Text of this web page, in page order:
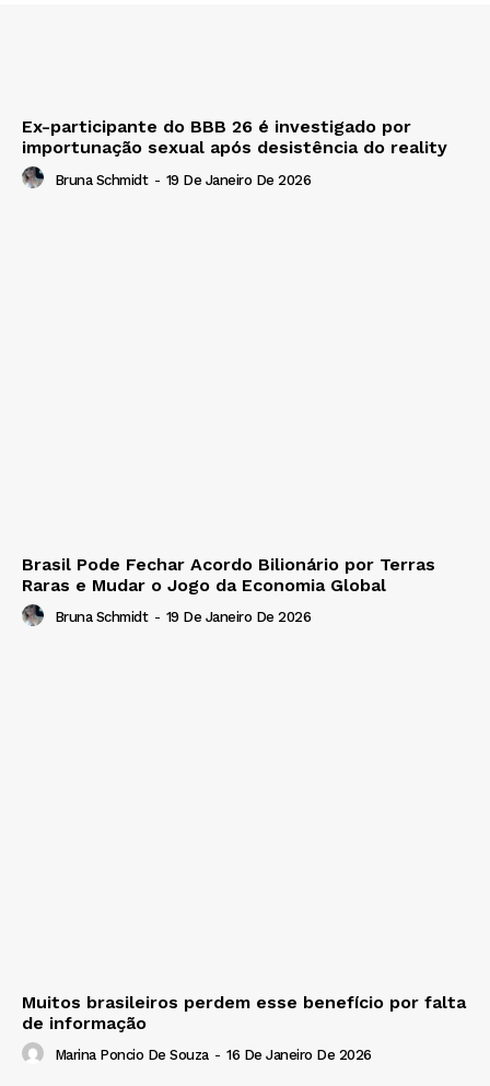
Ex-participante do BBB 26 é investigado por
importunação sexual após desistência do reality
Bruna Schmidt - 19 De Janeiro De 2026
Brasil Pode Fechar Acordo Bilionário por Terras
Raras e Mudar o Jogo da Economia Global
Bruna Schmidt - 19 De Janeiro De 2026
Muitos brasileiros perdem esse benefício por falta
de informação
Marina Poncio De Souza - 16 De Janeiro De 2026